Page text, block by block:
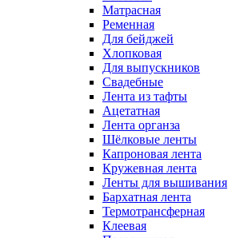
Матрасная
Ременная
Для бейджей
Хлопковая
Для выпускников
Свадебные
Лента из тафты
Ацетатная
Лента органза
Шёлковые ленты
Капроновая лента
Кружевная лента
Ленты для вышивания
Бархатная лента
Термотрансферная
Клеевая